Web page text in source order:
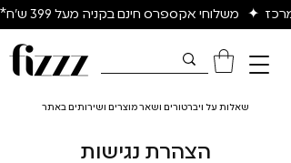
✦   משלוחי אקספרס חינם בקניה מעל 399 ש״ח*
שאלות על ויברטורים ושאר מוצרים ושירותים באתר
הצהרת נגישות